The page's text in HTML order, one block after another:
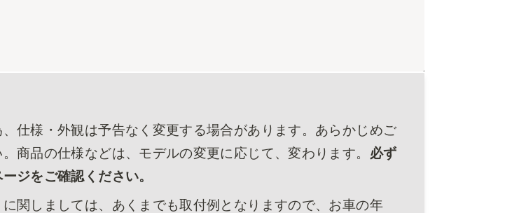
仕様・外観は予告なく変更する場合があります。あらかじめご
商品の仕様などは、モデルの変更に応じて、変わります。 必ず
ジをご確認ください。
関しましては、あくまでも取付例となりますので、お車の年